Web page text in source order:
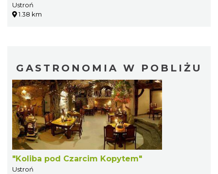
Ustroń
1.38 km
GASTRONOMIA W POBLIŻU
"Koliba pod Czarcim Kopytem"
Ustroń